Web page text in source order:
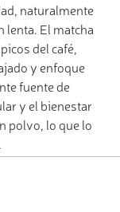
naturalmente
lenta. El matcha
del café,
y enfoque
fuente de
y el bienestar
polvo, lo que lo